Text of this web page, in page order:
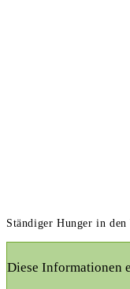
Ständiger Hunger in den
Diese Informationen